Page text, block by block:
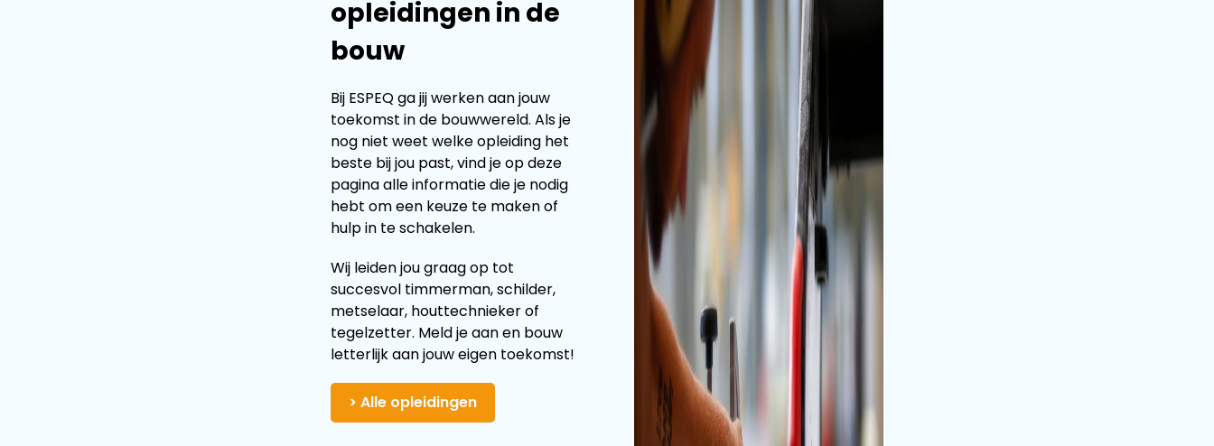
opleidingen in de
bouw
Bij ESPEQ ga jij werken aan jouw
toekomst in de bouwwereld. Als je
nog niet weet welke opleiding het
beste bij jou past, vind je op deze
pagina alle informatie die je nodig
hebt om een keuze te maken of
hulp in te schakelen.
Wij leiden jou graag op tot
succesvol timmerman, schilder,
metselaar, houttechnieker of
tegelzetter. Meld je aan en bouw
letterlijk aan jouw eigen toekomst!
> Alle opleidingen